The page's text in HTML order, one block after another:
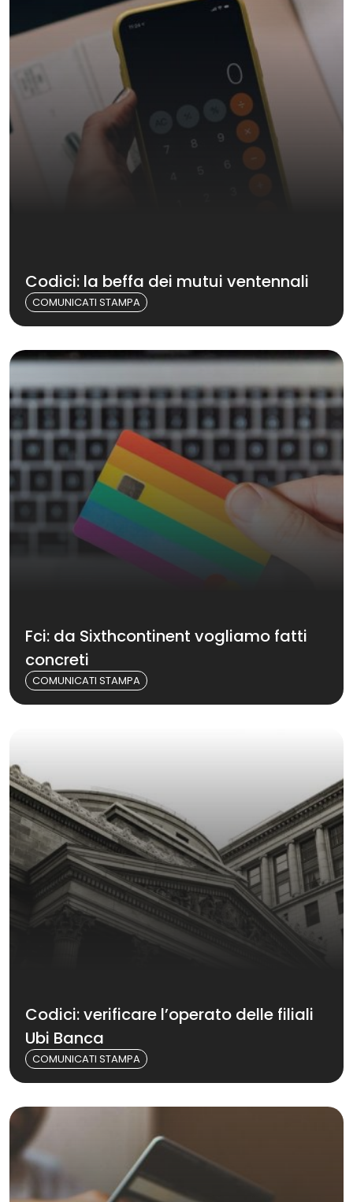
Codici: la beffa dei mutui ventennali
COMUNICATI STAMPA
Fci: da Sixthcontinent vogliamo fatti
concreti
COMUNICATI STAMPA
Codici: verificare l’operato delle filiali
Ubi Banca
COMUNICATI STAMPA